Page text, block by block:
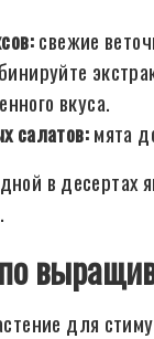
свежие
вкуса.
салатов:мята
в десертах
для